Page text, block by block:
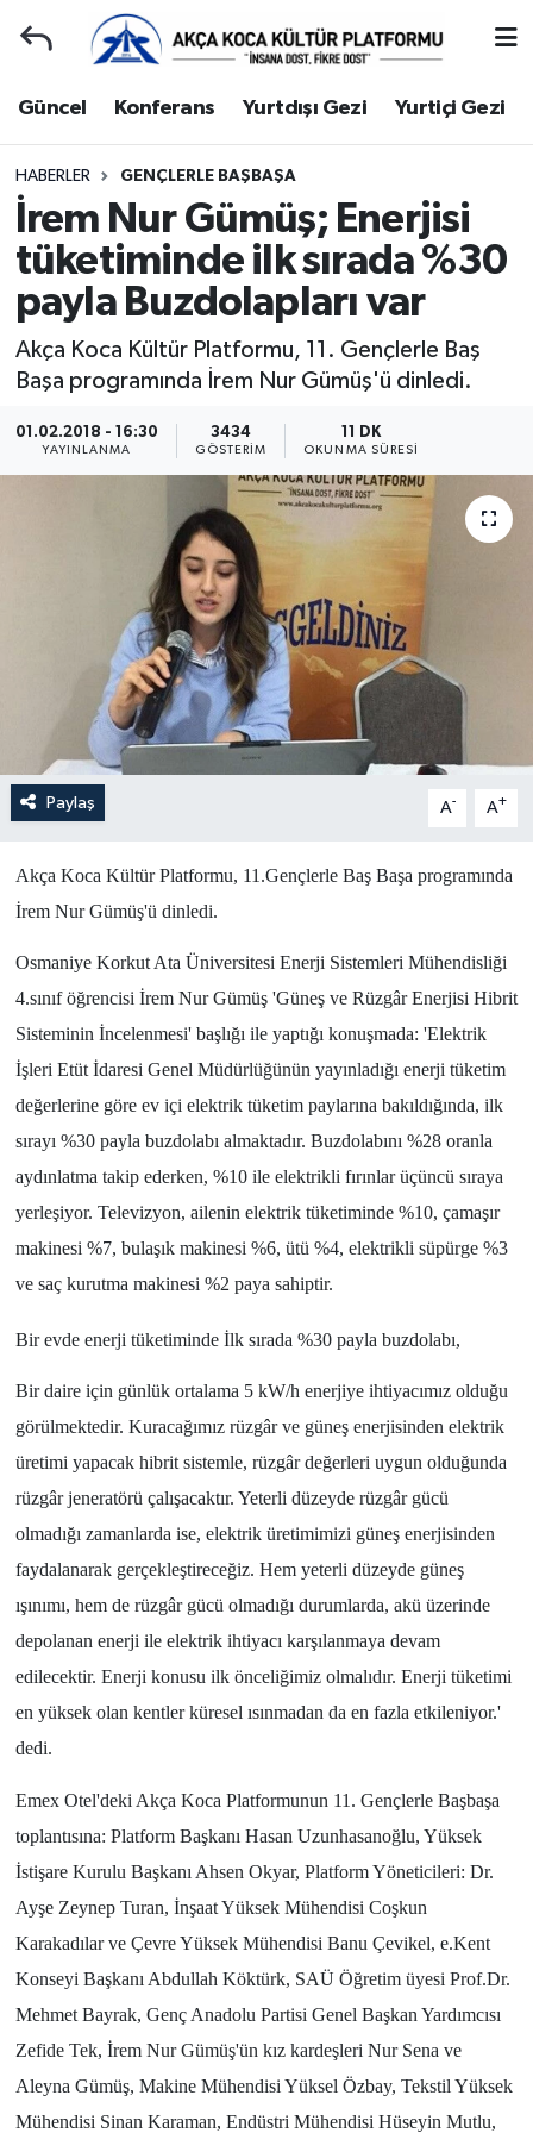
Güncel Konferans Yurtdışı Gezi Yurtiçi Gezi
HABERLER GENÇLERLE BAŞBAŞA
İrem Nur Gümüş; Enerjisi
tüketiminde ilk sırada %30
payla Buzdolapları var
Akça Koca Kültür Platformu, 11. Gençlerle Baş
Başa programında İrem Nur Gümüş'ü dinledi.
01.02.2018 - 16:30
YAYINLANMA
3434
GÖSTERIM
11 DK
OKUNMA SÜRESI
Paylaş A- A+
Akça Koca Kültür Platformu, 11.Gençlerle Baş Başa programında
İrem Nur Gümüş'ü dinledi.
Osmaniye Korkut Ata Üniversitesi Enerji Sistemleri Mühendisliği
4.sınıf öğrencisi İrem Nur Gümüş 'Güneş ve Rüzgâr Enerjisi Hibrit
Sisteminin İncelenmesi' başlığı ile yaptığı konuşmada: 'Elektrik
İşleri Etüt İdaresi Genel Müdürlüğünün yayınladığı enerji tüketim
değerlerine göre ev içi elektrik tüketim paylarına bakıldığında, ilk
sırayı %30 payla buzdolabı almaktadır. Buzdolabını %28 oranla
aydınlatma takip ederken, %10 ile elektrikli fırınlar üçüncü sıraya
yerleşiyor. Televizyon, ailenin elektrik tüketiminde %10, çamaşır
makinesi %7, bulaşık makinesi %6, ütü %4, elektrikli süpürge %3
ve saç kurutma makinesi %2 paya sahiptir.
Bir evde enerji tüketiminde İlk sırada %30 payla buzdolabı,
Bir daire için günlük ortalama 5 kW/h enerjiye ihtiyacımız olduğu
görülmektedir. Kuracağımız rüzgâr ve güneş enerjisinden elektrik
üretimi yapacak hibrit sistemle, rüzgâr değerleri uygun olduğunda
rüzgâr jeneratörü çalışacaktır. Yeterli düzeyde rüzgâr gücü
olmadığı zamanlarda ise, elektrik üretimimizi güneş enerjisinden
faydalanarak gerçekleştireceğiz. Hem yeterli düzeyde güneş
ışınımı, hem de rüzgâr gücü olmadığı durumlarda, akü üzerinde
depolanan enerji ile elektrik ihtiyacı karşılanmaya devam
edilecektir. Enerji konusu ilk önceliğimiz olmalıdır. Enerji tüketimi
en yüksek olan kentler küresel ısınmadan da en fazla etkileniyor.'
dedi.
Emex Otel'deki Akça Koca Platformunun 11. Gençlerle Başbaşa
toplantısına: Platform Başkanı Hasan Uzunhasanoğlu, Yüksek
İstişare Kurulu Başkanı Ahsen Okyar, Platform Yöneticileri: Dr.
Ayşe Zeynep Turan, İnşaat Yüksek Mühendisi Coşkun
Karakadılar ve Çevre Yüksek Mühendisi Banu Çevikel, e.Kent
Konseyi Başkanı Abdullah Köktürk, SAÜ Öğretim üyesi Prof.Dr.
Mehmet Bayrak, Genç Anadolu Partisi Genel Başkan Yardımcısı
Zefide Tek, İrem Nur Gümüş'ün kız kardeşleri Nur Sena ve
Aleyna Gümüş, Makine Mühendisi Yüksel Özbay, Tekstil Yüksek
Mühendisi Sinan Karaman, Endüstri Mühendisi Hüseyin Mutlu,
Gençlerle Başbaşa
Güncel
Konferans
Yurtiçi Gezi
Ziyaretler
Yönetim Kurulu
Yüksek İstişare Kurulu
Sanat
Kocaeli Hava Durumu
Kocaeli Namaz Vakitleri
Kocaeli Trafik Yoğunluk Haritası
Tüm Manşetler
Son Dakika Haberleri